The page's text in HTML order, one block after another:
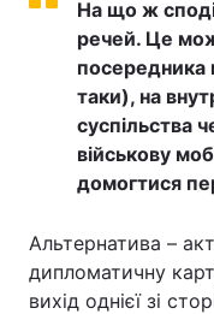
На що ж
речей. Це
таки), на
суспільства
військову
домогтися
Альтернатива –
дипломатичну
вихід однієї зі